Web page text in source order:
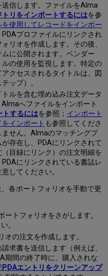
信します。ファイルをAlma
トリをインポートするにはを参
使用してレコードをインポー
プロファイルにリンクされ
リオを作成します。その後、
に公開されます。ベンダー
の使用を監視します。特定の
クセスされるタイトルは、図
ップ）。
ルを含む埋め込み注文データ
Almaへファイルをインポート
トするにはを参照； インポート
インポート も参照してくださ
せん。Almaのマッチングプ
存在し、PDAにリンクされて
目録にリンク）の注文明細を
にリンクされている書誌レ
してください。
各ポートフォリオを手動で更
ートフォリオをさがします。
。
の注文を作成します。
求書を送信します（例えば、
期間の終了時に、購入されな
PDAエントリをクリーンアップ